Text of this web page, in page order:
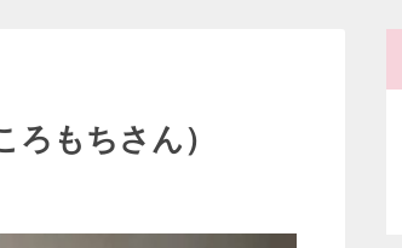
もちさん）